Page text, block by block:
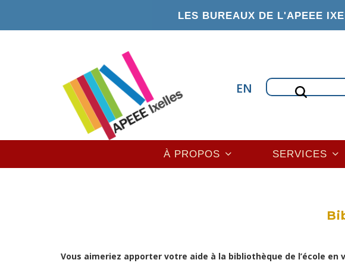
LES BUREAUX DE L'APEEE
EN Rechercher
navigation
À PROPOS SERVICES
Vous aimeriez apporter votre aide à la bibliothèque de l’école